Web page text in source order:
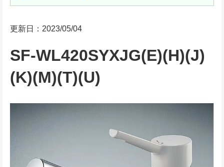
更新日：2023/05/04
SF-WL420SYXJG(E)(H)(J)
(K)(M)(T)(U)